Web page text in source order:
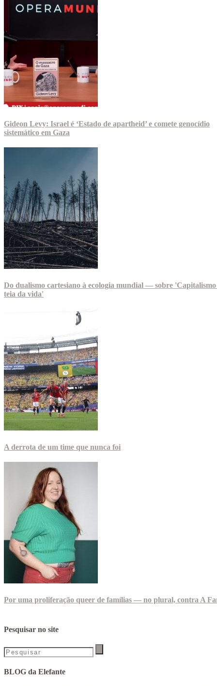
Gideon Levy: Israel é ‘Estado de apartheid’ e comete genocídio
sistemático em Gaza
Do dualismo cartesiano à ecologia mundial — sobre
teia da vida'
A derrota de um time que nunca foi
Por uma proliferação queer de famílias — no plural, contra A
Pesquisar no site
BLOG da Elefante